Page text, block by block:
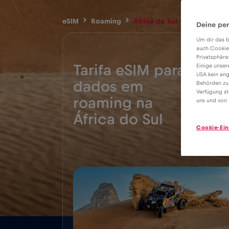
eSIM Roaming África do Sul
Tarifa eSIM para
dados em
roaming na
África do Sul
2€/
Deine
Um dir das
auch
Einige
USA kein
Behörden
Verfügung
uns und von
Cookie-